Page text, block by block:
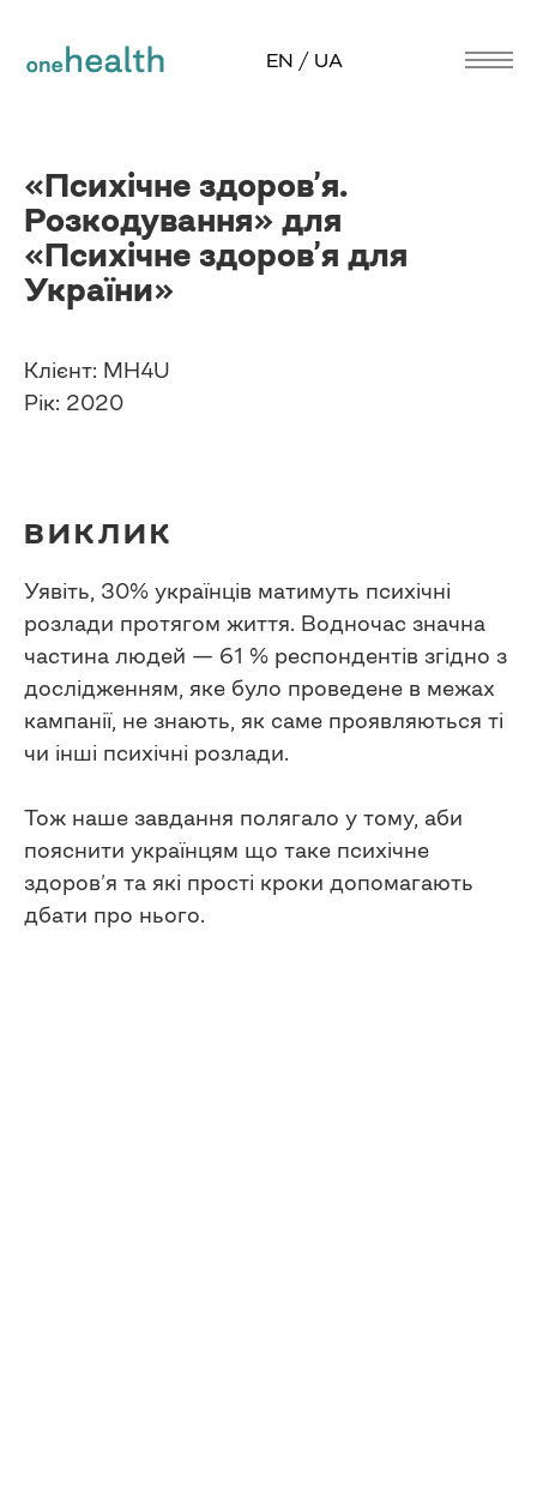
EN / UA
«Психічне здоров’я.
Розкодування» для
«Психічне здоров’я для
України»
Клієнт: MH4U
Рік: 2020
ВИКЛИК
Уявіть, 30% українців матимуть психічні
розлади протягом життя. Водночас значна
частина людей — 61 % респондентів згідно з
дослідженням, яке було проведене в межах
кампанії, не знають, як саме проявляються ті
чи інші психічні розлади.
Тож наше завдання полягало у тому, аби
пояснити українцям що таке психічне
здоров’я та які прості кроки допомагають
дбати про нього.